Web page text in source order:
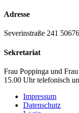
Adresse
Severinstraße 241
Sekretariat
Frau Poppinga und
15.00 Uhr telefonisch
Impressum
Datenschutz